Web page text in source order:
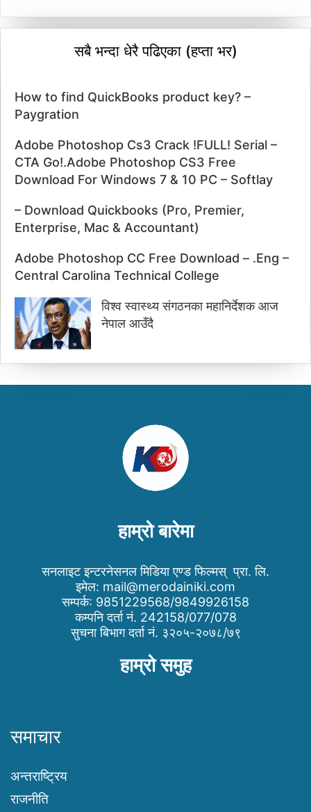
सबै भन्दा धेरै पढिएका (हप्ता भर)
How to find QuickBooks product key? –
Paygration
Adobe Photoshop Cs3 Crack !FULL! Serial –
CTA Go!.Adobe Photoshop CS3 Free
Download For Windows 7 & 10 PC – Softlay
– Download Quickbooks (Pro, Premier,
Enterprise, Mac & Accountant)
Adobe Photoshop CC Free Download – .Eng –
Central Carolina Technical College
विश्व स्वास्थ्य संगठनका महानिर्देशक आज
नेपाल आउँदै
हाम्रो बारेमा
सनलाइट इन्टरनेसनल मिडिया एण्ड फिल्मस् प्रा. लि.
इमेल: mail@merodainiki.com
सम्पर्क: 9851229568/9849926158
कम्पनि दर्ता नं. 242158/077/078
सुचना बिभाग दर्ता नं. ३२०५-२०७८/७९
हाम्रो समुह
समाचार
अन्तराष्ट्रिय
राजनीति